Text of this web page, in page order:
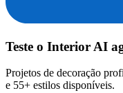
Teste o Interior AI
Projetos de decoração
e 55+ estilos disponíveis.